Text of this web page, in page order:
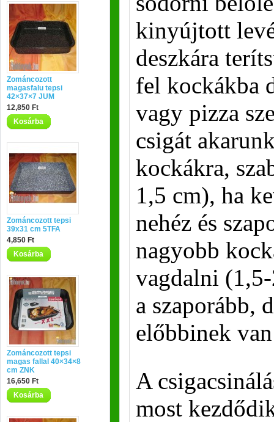
Zománcozott
magasfalu tepsi
42×37×7 JUM
12,850 Ft
Kosárba
Zománcozott tepsi
39x31 cm 5TFA
4,850 Ft
Kosárba
Zománcozott tepsi
magas fallal 40×34×8
cm ZNK
16,650 Ft
Kosárba
kinyújtott
deszkára
fel kockákba
vagy pizza
csigát
kockákra,
1,5 cm), ha
nehéz és
nagyobb
vagdalni
a szaporább,
előbbinek
A
most